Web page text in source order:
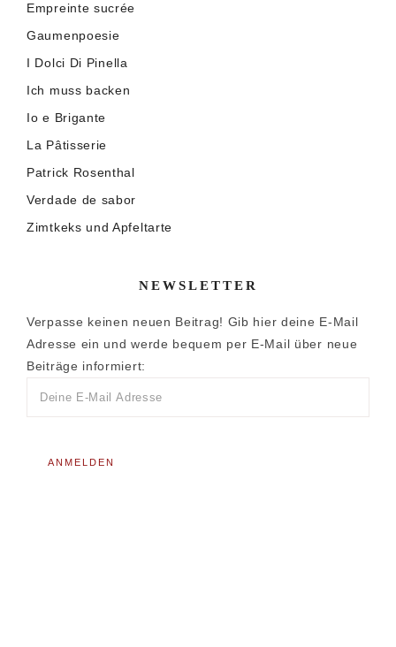
Empreinte sucrée
Gaumenpoesie
I Dolci Di Pinella
Ich muss backen
Io e Brigante
La Pâtisserie
Patrick Rosenthal
Verdade de sabor
Zimtkeks und Apfeltarte
NEWSLETTER
Verpasse keinen neuen Beitrag! Gib hier deine E-Mail
Adresse ein und werde bequem per E-Mail über neue
Beiträge informiert: